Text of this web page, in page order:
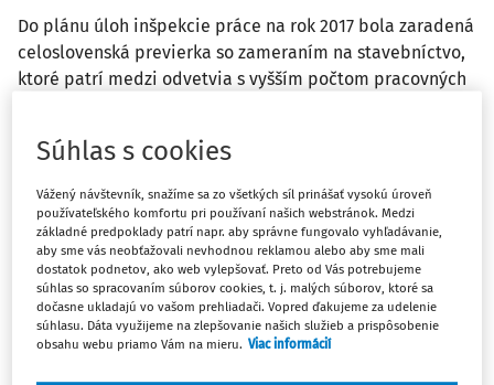
Do plánu úloh inšpekcie práce na rok 2017 bola zaradená
celoslovenská previerka so zameraním na stavebníctvo,
ktoré patrí medzi odvetvia s vyšším počtom pracovných
previerok bolo zistenie stavu dodržiavania právnych a
ostatných pred pisov na zaistenie bezpečnosti a ochrany
zdravia pri stavebných prácac h. Úloha sa realizovala
bez ohľadu na charakter vykonávaných stavebných prác,
ich rozsah a náročnosť.
Predmetom inšpekcie práce bolo:
Súhlas s cookies
Vážený návštevník, snažíme sa zo všetkých síl prinášať vysokú úroveň
používateľského komfortu pri používaní našich webstránok. Medzi
základné predpoklady patrí napr. aby správne fungovalo vyhľadávanie,
aby sme vás neobťažovali nevhodnou reklamou alebo aby sme mali
dostatok podnetov, ako web vylepšovať. Preto od Vás potrebujeme
súhlas so spracovaním súborov cookies, t. j. malých súborov, ktoré sa
dočasne ukladajú vo vašom prehliadači. Vopred ďakujeme za udelenie
súhlasu. Dáta využijeme na zlepšovanie našich služieb a prispôsobenie
obsahu webu priamo Vám na mieru. Viac informácií